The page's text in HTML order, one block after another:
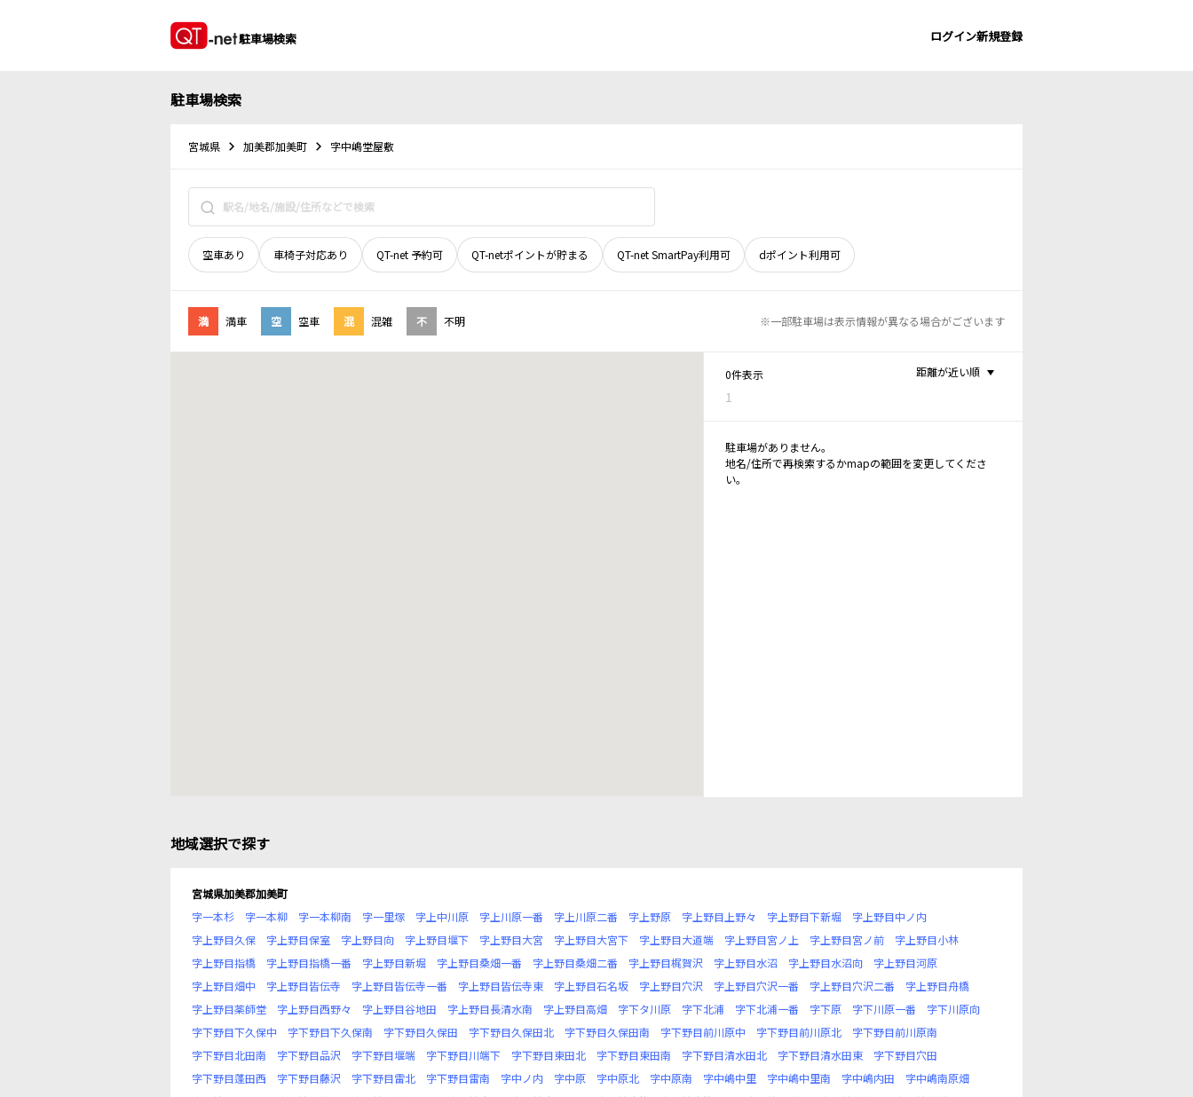
駐車場検索 ログイン新規登録
駐車場検索
宮城県 加美郡加美町 字中嶋堂屋敷
空車あり 車椅子対応あり QT-net 予約可 QT-netポイントが貯まる QT-net SmartPay利用可 dポイント利用可
満 満車 空 空車 混 混雑 不 不明 ※一部駐車場は表示情報が異なる場合がございます
0件表示
1
距離が近い順
駐車場がありません。
地名/住所で再検索するかmapの範囲を変更してくださ
い。
地域選択で探す
宮城県加美郡加美町
字一本杉
字一本柳 字一本柳南 字一里塚 字上中川原 字上川原一番 字上川原二番 字上野原 字上野目上野々 字上野目下新堀
字上野目中ノ内
字上野目久保
字上野目保室 字上野目向 字上野目堰下 字上野目大宮 字上野目大宮下 字上野目大道端 字上野目宮ノ上 字上野目宮ノ前
字上野目小林
字上野目指橋
字上野目指橋一番 字上野目新堀 字上野目桑畑一番 字上野目桑畑二番 字上野目梶賀沢 字上野目水沼 字上野目水沼向
字上野目河原
字上野目畑中
字上野目皆伝寺 字上野目皆伝寺一番 字上野目皆伝寺東 字上野目石名坂 字上野目穴沢 字上野目穴沢一番 字上野目穴沢二番
字上野目舟橋
字上野目薬師堂
字上野目西野々 字上野目谷地田 字上野目長清水南 字上野目高畑 字下タ川原 字下北浦 字下北浦一番 字下原 字下川原一番
字下川原向
字下野目下久保中
字下野目下久保南 字下野目久保田 字下野目久保田北 字下野目久保田南 字下野目前川原中 字下野目前川原北
字下野目前川原南
字下野目北田南
字下野目品沢 字下野目堰端 字下野目川端下 字下野目東田北 字下野目東田南 字下野目清水田北 字下野目清水田東
字下野目穴田
字下野目蓬田西
字下野目藤沢 字下野目雷北 字下野目雷南 字中ノ内 字中原 字中原北 字中原南 字中嶋中里 字中嶋中里南 字中嶋内田
字中嶋南原畑